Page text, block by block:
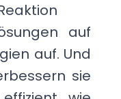
auf
auf. Und
sie